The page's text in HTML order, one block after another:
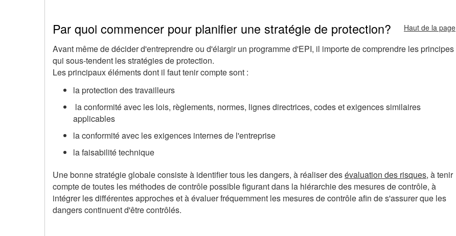
Par quoi commencer pour planifier une stratégie de protection? Haut de la page
Avant même de décider d'entreprendre ou d'élargir un programme d'EPI, il importe de comprendre les principes
qui sous-tendent les stratégies de protection.
Les principaux éléments dont il faut tenir compte sont :
la protection des travailleurs
la conformité avec les lois, règlements, normes, lignes directrices, codes et exigences similaires
applicables
la conformité avec les exigences internes de l'entreprise
la faisabilité technique
Une bonne stratégie globale consiste à identifier tous les dangers, à réaliser desévaluation des risques, à tenir
compte de toutes les méthodes de contrôle possible figurant dans la hiérarchie des mesures de contrôle, à
intégrer les différentes approches et à évaluer fréquemment les mesures de contrôle afin de s'assurer que les
dangers continuent d'être contrôlés.